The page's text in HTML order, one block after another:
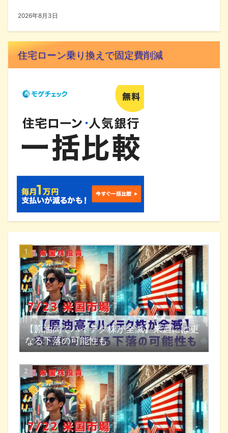
2026年8月3日
住宅ローン乗り換えで固定費削減
【原油高でハイテク株が全滅】来週には更
なる下落の可能性も